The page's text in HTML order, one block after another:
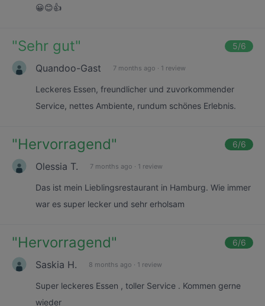
😀😊👍
"Sehr gut" 5/6
Quandoo-Gast 7 months ago · 1 review
Leckeres Essen, freundlicher und zuvorkommender
Service, nettes Ambiente, rundum schönes Erlebnis.
"Hervorragend" 6/6
Olessia T. 7 months ago · 1 review
Das ist mein Lieblingsrestaurant in Hamburg. Wie immer
war es super lecker und sehr erholsam
"Hervorragend" 6/6
Saskia H. 8 months ago · 1 review
Super leckeres Essen , toller Service . Kommen gerne
wieder